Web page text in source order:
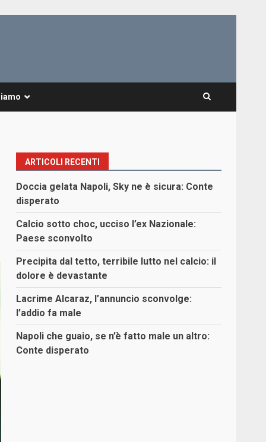
ARTICOLI RECENTI
Doccia gelata Napoli, Sky ne è sicura: Conte
disperato
Calcio sotto choc, ucciso l’ex Nazionale:
Paese sconvolto
Precipita dal tetto, terribile lutto nel calcio: il
dolore è devastante
Lacrime Alcaraz, l’annuncio sconvolge:
l’addio fa male
Napoli che guaio, se n’è fatto male un altro:
Conte disperato